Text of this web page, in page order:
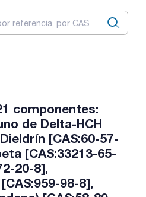
componentes:
de Delta-HCH
[CAS:60-57-
[CAS:33213-65-
20-8],
98-8],